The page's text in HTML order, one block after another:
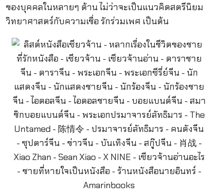
ของบุคคลในหลายๆ ด้าน ไม่ว่าจะเป็นแนวคิดสตรีนิยม
วิทยาศาสตร์กับความเชื่อ รักร่วมเพศ เป็นต้น